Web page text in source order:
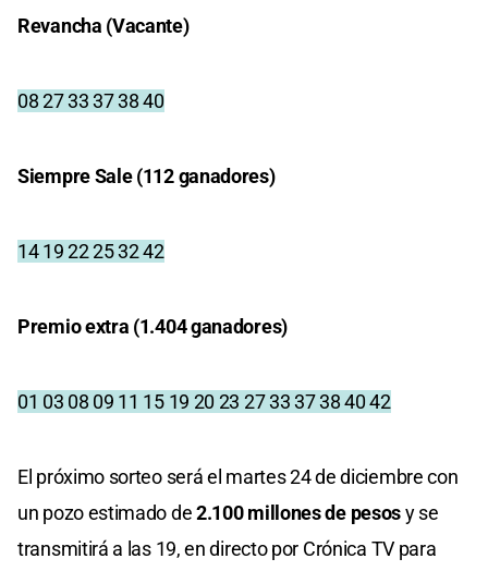
Revancha (Vacante)
08 27 33 37 38 40
Siempre Sale (112 ganadores)
14 19 22 25 32 42
Premio extra (1.404 ganadores)
01 03 08 09 11 15 19 20 23 27 33 37 38 40 42
El próximo sorteo será el martes 24 de diciembre con
un pozo estimado de2.100 millones de pesosy se
transmitirá a las 19, en directo por Crónica TV para